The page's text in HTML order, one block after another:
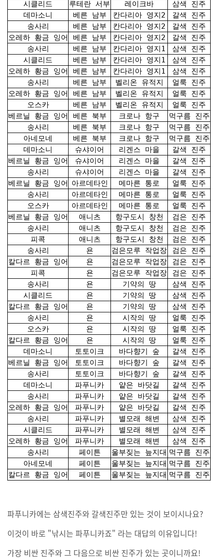
시클리드
루테란 서부 레이크바
삼색 진주
데마소니
베른 남부 칸다리아 영지2
갈색 진주
송사리
베른 남부 칸다리아 영지2
갈색 진주
오레하 황금 잉어
베른 남부 칸다리아 영지2
갈색 진주
송사리
베른 남부 칸다리아 영지1
삼색 진주
시클리드
베른 남부 칸다리아 영지1
삼색 진주
오레하 황금 잉어
베른 남부 칸다리아 영지1
삼색 진주
송사리
베른 남부 벨리온 유적지
얼룩 진주
오레하 황금 잉어
베른 남부 벨리온 유적지
얼룩 진주
오스카
베른 남부 벨리온 유적지
얼룩 진주
베르닐 황금 잉어
베른 북부 크로나 항구
먹구름 진주
송사리
베른 북부 크로나 항구
먹구름 진주
아네모네
베른 북부 크로나 항구
먹구름 진주
데마소니
슈샤이어 리겐스 마을
갈색 진주
베르닐 황금 잉어
슈샤이어 리겐스 마을
갈색 진주
송사리
슈샤이어 리겐스 마을
갈색 진주
베르닐 황금 잉어
아르데타인 메마른 통로
얼룩 진주
송사리
아르데타인 메마른 통로
얼룩 진주
오스카
아르데타인 메마른 통로
얼룩 진주
베르닐 황금 잉어
애니츠 항구도시 창천
검은 진주
송사리
애니츠 항구도시 창천
검은 진주
피콕
애니츠 항구도시 창천
검은 진주
송사리
욘 검은모루 작업장
검은 진주
칼다르 황금 잉어
욘 검은모루 작업장
검은 진주
피콕
욘 검은모루 작업장
검은 진주
송사리
욘 기약의 땅
삼색 진주
시클리드
욘 기약의 땅
삼색 진주
칼다르 황금 잉어
욘 기약의 땅
삼색 진주
송사리
욘 시작의 땅
얼룩 진주
오스카
욘 시작의 땅
얼룩 진주
칼다르 황금 잉어
욘 시작의 땅
얼룩 진주
데마소니
토토이크 바다향기 숲
갈색 진주
베르닐 황금 잉어
토토이크 바다향기 숲
갈색 진주
송사리
토토이크 바다향기 숲
갈색 진주
데마소니
파푸니카 얕은 바닷길
갈색 진주
송사리
파푸니카 얕은 바닷길
갈색 진주
오레하 황금 잉어
파푸니카 얕은 바닷길
갈색 진주
송사리
파푸니카 별모래 해변
삼색 진주
시클리드
파푸니카 별모래 해변
삼색 진주
오레하 황금 잉어
파푸니카 별모래 해변
삼색 진주
송사리
페이튼 울부짖는 늪지대 먹구름 진주
아네모네
페이튼 울부짖는 늪지대 먹구름 진주
칼다르 황금 잉어
페이튼 울부짖는 늪지대 먹구름 진주
파푸니카에는 삼색진주와 갈색진주만 있는 것이 보이시나요?
이것이 바로 "낚시는 파푸니카죠" 라는 대답의 이유입니다!
가장 비싼 진주와 그 다음으로 비싼 진주가 있는 곳이니까요!